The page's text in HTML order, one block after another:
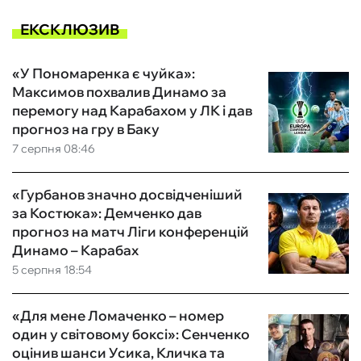
ЕКСКЛЮЗИВ
7 серпня 08:46
«У Пономаренка є чуйка»:
Максимов похвалив Динамо за
перемогу над Карабахом у ЛК і дав
прогноз на гру в Баку
5 серпня 18:54
«Гурбанов значно досвідченіший
за Костюка»: Демченко дав
прогноз на матч Ліги конференцій
Динамо – Карабах
«Для мене Ломаченко – номер
один у світовому боксі»: Сенченко
оцінив шанси Усика, Кличка та